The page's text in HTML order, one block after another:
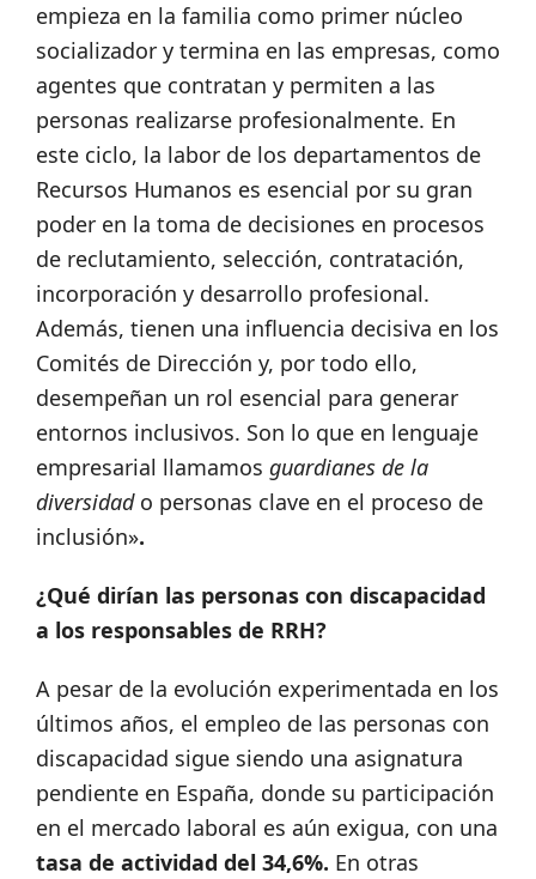
empieza en la familia como primer núcleo
socializador y termina en las empresas, como
agentes que contratan y permiten a las
personas realizarse profesionalmente. En
este ciclo, la labor de los departamentos de
Recursos Humanos es esencial por su gran
poder en la toma de decisiones en procesos
de reclutamiento, selección, contratación,
incorporación y desarrollo profesional.
Además, tienen una influencia decisiva en los
Comités de Dirección y, por todo ello,
desempeñan un rol esencial para generar
entornos inclusivos. Son lo que en lenguaje
empresarial llamamos guardianes de la
diversidado personas clave en el proceso de
inclusión».
¿Qué dirían las personas con discapacidad
a los responsables de RRH?
A pesar de la evolución experimentada en los
últimos años, el empleo de las personas con
discapacidad sigue siendo una asignatura
pendiente en España, donde su participación
en el mercado laboral es aún exigua, con una
tasa de actividad del 34,6%. En otras